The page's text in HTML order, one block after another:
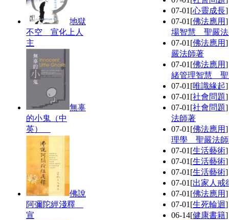
地獄
不空 宣化上人
主
無辜
的小鬼（中
英）
佛說
阿彌陀經淺釋
宣
07-01 [心靈成長
07-01 [佛法應用
場智慧 聖嚴
07-01 [佛法應用
嚴法師著
07-01 [佛法應用
緒管理智慧
07-01 [唯識緣起
07-01 [社會問題
07-01 [社會問題
法師著
07-01 [佛法應用
理學 聖嚴法
07-01 [生活藝術
07-01 [生活藝術
07-01 [生活藝術
07-01 [出家人戒
07-01 [佛法應用
07-01 [生死輪迴
06-14[健康書籍